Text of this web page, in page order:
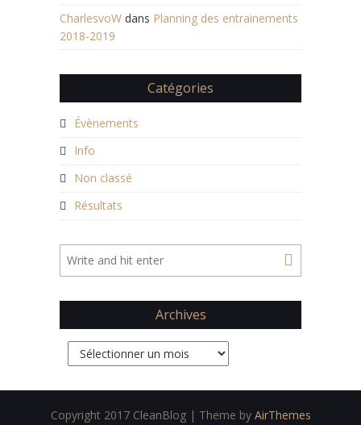
CharlesvoW dans Planning des entrainements
2018-2019
Catégories
Évènements
Info
Non classé
Résultats
Archives
Archives
Copyright 2017 CleanBlog | Theme by AirThemes